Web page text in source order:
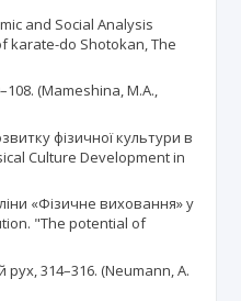
and Social Analysis
karate-do Shotokan, The
(Mameshina, M.A.,
фізичної культури в
Culture Development in
«Фізичне виховання» у
"The potential of
рух, 314–316. (Neumann, A.